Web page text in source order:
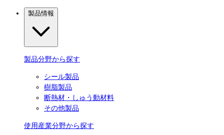
製品情報
製品分野から探す
シール製品
樹脂製品
断熱材・しゅう動材料
その他製品
使用産業分野から探す